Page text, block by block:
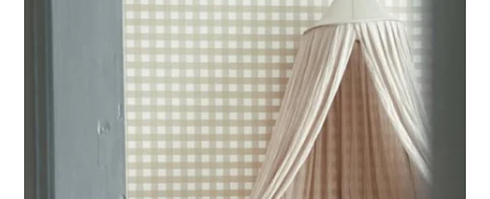
Parfait pour les murs avec soubassement (moulures en
partie basse) ou pour les murs très longs.
Ce format permet de concentrer le visuel sur la partie
supérieure du mur.
Conçu pour les très grands murs, afin d’obtenir un visuel